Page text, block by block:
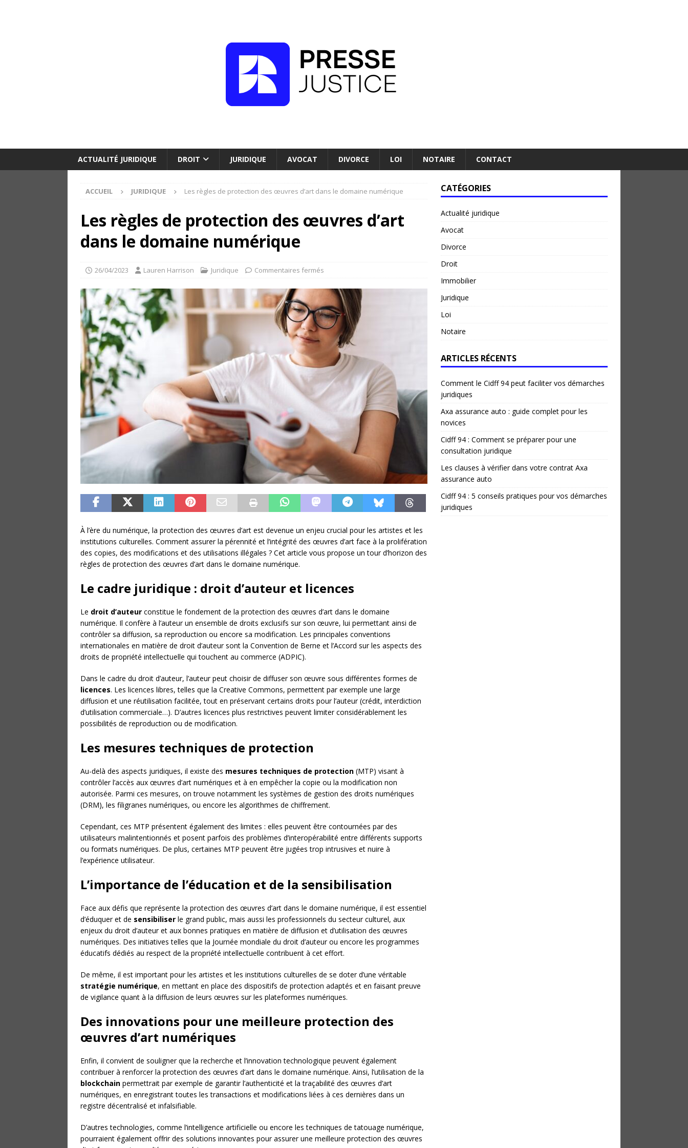
ACTUALITÉ JURIDIQUE DROIT JURIDIQUE AVOCAT DIVORCE LOI NOTAIRE CONTACT
ACCUEIL JURIDIQUE Les règles de protection des œuvres d’art dans le domaine numérique
Les règles de protection des œuvres d’art
dans le domaine numérique
26/04/2023 Lauren Harrison Juridique Commentaires fermés
À l’ère du numérique, la protection des œuvres d’art est devenue un enjeu crucial pour les artistes et les
institutions culturelles. Comment assurer la pérennité et l’intégrité des œuvres d’art face à la prolifération
des copies, des modifications et des utilisations illégales ? Cet article vous propose un tour d’horizon des
règles de protection des œuvres d’art dans le domaine numérique.
Le cadre juridique : droit d’auteur et licences
Le droit d’auteur constitue le fondement de la protection des œuvres d’art dans le domaine
numérique. Il confère à l’auteur un ensemble de droits exclusifs sur son œuvre, lui permettant ainsi de
contrôler sa diffusion, sa reproduction ou encore sa modification. Les principales conventions
internationales en matière de droit d’auteur sont la Convention de Berne et l’Accord sur les aspects des
droits de propriété intellectuelle qui touchent au commerce (ADPIC).
Dans le cadre du droit d’auteur, l’auteur peut choisir de diffuser son œuvre sous différentes formes de
licences. Les licences libres, telles que la Creative Commons, permettent par exemple une large
diffusion et une réutilisation facilitée, tout en préservant certains droits pour l’auteur (crédit, interdiction
d’utilisation commerciale…). D’autres licences plus restrictives peuvent limiter considérablement les
possibilités de reproduction ou de modification.
Les mesures techniques de protection
Au-delà des aspects juridiques, il existe des mesures techniques de protection (MTP) visant à
contrôler l’accès aux œuvres d’art numériques et à en empêcher la copie ou la modification non
autorisée. Parmi ces mesures, on trouve notamment les systèmes de gestion des droits numériques
(DRM), les filigranes numériques, ou encore les algorithmes de chiffrement.
Cependant, ces MTP présentent également des limites : elles peuvent être contournées par des
utilisateurs malintentionnés et posent parfois des problèmes d’interopérabilité entre différents supports
ou formats numériques. De plus, certaines MTP peuvent être jugées trop intrusives et nuire à
l’expérience utilisateur.
L’importance de l’éducation et de la sensibilisation
Face aux défis que représente la protection des œuvres d’art dans le domaine numérique, il est essentiel
d’éduquer et de sensibiliser le grand public, mais aussi les professionnels du secteur culturel, aux
enjeux du droit d’auteur et aux bonnes pratiques en matière de diffusion et d’utilisation des œuvres
numériques. Des initiatives telles que la Journée mondiale du droit d’auteur ou encore les programmes
éducatifs dédiés au respect de la propriété intellectuelle contribuent à cet effort.
De même, il est important pour les artistes et les institutions culturelles de se doter d’une véritable
stratégie numérique, en mettant en place des dispositifs de protection adaptés et en faisant preuve
de vigilance quant à la diffusion de leurs œuvres sur les plateformes numériques.
Des innovations pour une meilleure protection des
œuvres d’art numériques
Enfin, il convient de souligner que la recherche et l’innovation technologique peuvent également
contribuer à renforcer la protection des œuvres d’art dans le domaine numérique. Ainsi, l’utilisation de la
blockchain permettrait par exemple de garantir l’authenticité et la traçabilité des œuvres d’art
numériques, en enregistrant toutes les transactions et modifications liées à ces dernières dans un
registre décentralisé et infalsifiable.
D’autres technologies, comme l’intelligence artificielle ou encore les techniques de tatouage numérique,
pourraient également offrir des solutions innovantes pour assurer une meilleure protection des œuvres
CATÉGORIES
Actualité juridique
Avocat
Divorce
Droit
Immobilier
Juridique
Loi
Notaire
ARTICLES RÉCENTS
Comment le Cidff 94 peut faciliter vos démarches
juridiques
Axa assurance auto : guide complet pour les
novices
Cidff 94 : Comment se préparer pour une
consultation juridique
Les clauses à vérifier dans votre contrat Axa
assurance auto
Cidff 94 : 5 conseils pratiques pour vos démarches
juridiques